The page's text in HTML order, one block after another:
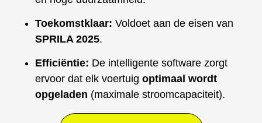
Toekomstklaar: Voldoet aan de eisen van
SPRILA 2025.
Efficiëntie: De intelligente software zorgt
ervoor dat elk voertuig optimaal wordt
opgeladen (maximale stroomcapaciteit).